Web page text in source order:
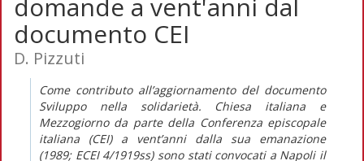
domande a vent'anni dal
documento CEI
D. Pizzuti
Come contributo all’aggiornamento del documento
Sviluppo nella solidarietà. Chiesa italiana e
Mezzogiorno da parte della Conferenza episcopale
italiana (CEI) a vent’anni dalla sua emanazione
(1989; ECEI 4/1919ss) sono stati convocati a Napoli il